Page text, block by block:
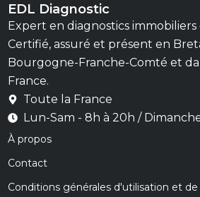
EDL Diagnostic
Expert en diagnostics immobiliers
Certifié, assuré et présent en
Bourgogne-Franche-Comté et
France.
Toute la France
Lun-Sam - 8h à 20h /
À propos
Contact
Conditions générales d'utilisation et